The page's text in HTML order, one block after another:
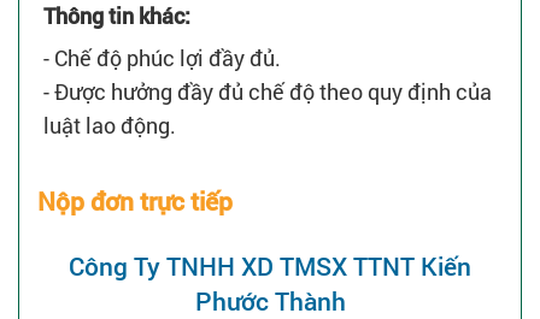
Thông tin khác:
- Chế độ phúc lợi đầy đủ.
- Được hưởng đầy đủ chế độ theo quy định của
luật lao động.
Nộp đơn trực tiếp
Công Ty TNHH XD TMSX TTNT Kiến
Phước Thành